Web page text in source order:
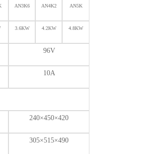
AN3K6 AN4K2 AN5K
3.6KW 4.2KW 4.8KW
96V
10A
240×450×420
305×515×490